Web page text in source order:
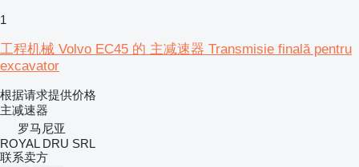
1
工程机械 Volvo EC45 的 主减速器 Transmisie finală pentru
excavator
根据请求提供价格
主减速器
罗马尼亚
ROYAL DRU SRL
联系卖方